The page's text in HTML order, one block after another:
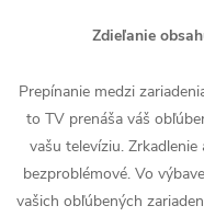
Zdieľanie
Prepínanie medzi
to TV prenáša váš
vašu televíziu.
bezproblémové. Vo
vašich obľúbených